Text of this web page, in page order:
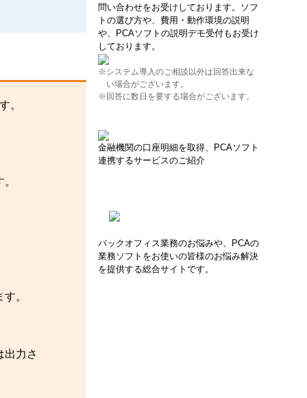
問い合わせをお受けしております。ソフ
トの選び方や、費用・動作環境の説明
や、PCAソフトの説明デモ受付もお受け
しております。
※システム導入のご相談以外は回答出来な
い場合がございます。
※回答に数日を要する場合がございます。
金融機関の口座明細を取得、PCAソフト
連携するサービスのご紹介
バックオフィス業務のお悩みや、PCAの
業務ソフトをお使いの皆様のお悩み解決
を提供する総合サイトです。
。
。
出力さ